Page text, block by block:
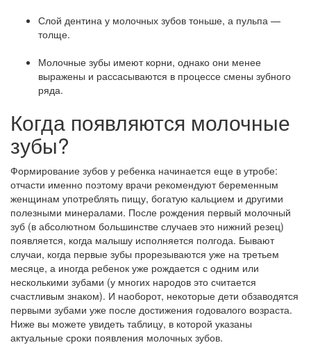
Слой дентина у молочных зубов тоньше, а пульпа —
толще.
Молочные зубы имеют корни, однако они менее
выражены и рассасываются в процессе смены зубного
ряда.
Когда появляются молочные
зубы?
Формирование зубов у ребенка начинается еще в утробе:
отчасти именно поэтому врачи рекомендуют беременным
женщинам употреблять пищу, богатую кальцием и другими
полезными минералами. После рождения первый молочный
зуб (в абсолютном большинстве случаев это нижний резец)
появляется, когда малышу исполняется полгода. Бывают
случаи, когда первые зубы прорезываются уже на третьем
месяце, а иногда ребенок уже рождается с одним или
несколькими зубами (у многих народов это считается
счастливым знаком). И наоборот, некоторые дети обзаводятся
первыми зубами уже после достижения годовалого возраста.
Ниже вы можете увидеть таблицу, в которой указаны
актуальные сроки появления молочных зубов.